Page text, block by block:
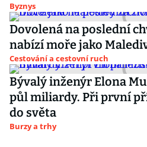
Byznys
Dovolená na poslední
nabízí moře jako
Cestování a cestovní ruch
Bývalý inženýr Elona
půl miliardy. Při první
do světa
Burzy a trhy